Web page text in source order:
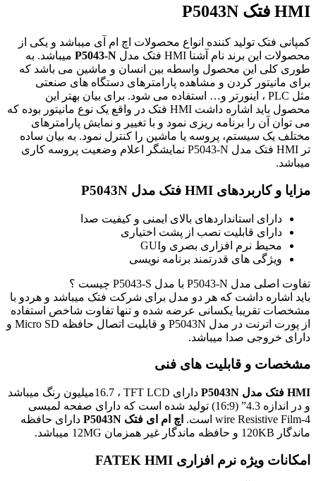
HMI فتک P5043N
کمپانی فتک تولید کننده انواع محصولات اچ ام آی میباشد و یکی از
محصولات این برند نام آشنا HMI فتک مدل P5043-N میباشد. به
طوری کلی این محصول واسطه بین انسان و ماشین می باشد که
برای مانیتور کردن و مشاهده پارامترهای دستگاه های صنعتی
مثل PLC ، اینورتر و… استفاده می شود. برای بیان بهتر این
محصول باید اشاره داشت HMI فتک در واقع یک نوع مانیتور بوده که
می توان آن را برنامه ریزی نمود و با تغییر و نمایش پارامترهای
مختلف یک سیستم، پروسه یا ماشین را کنترل نمود. به بیان ساده
تر HMI فتک مدل P5043-N نمایشگر اعلام وضعیت پروسه کاری
میباشد.
مزایا و کاربردهای HMI فتک مدل P5043N
دارای استانداردهای بالای ایمنی و کیفیت صدا
دارای قابلیت نصب از پشت اختیاری
محیط نرم افزاری بصری وGUI
ویژگی های قدرتمند برنامه نویسی
تفاوت اصلی مدل P5043-N با مدل P5043-S چیست ؟
باید اشاره داشت که هر دو مدل برای شرکت فتک میباشد و هردو با
مشخصات تقریبا یکسانی عرضه شده و تنها تفاوت شاخص استفاده
از پورت اترنت در مدل P5043N و قابلیت اتصال حافظه Micro SD و
دارای خروجی صدا میباشد.
مشخصات و قابلیت های فنی
HMI فتک مدل P5043N دارای TFT LCD
، 16.7میلیون رنگ میباشد
و در اندازه 4.3” (16:9) تولید شده است که دارای صفحه لمیسی
4-
wire Resistive Film است. اچ ام ای فتک P5043N دارای حافظه
ماندگار 120KB و حافظه ماندگار غیر همزمان 12MG میباشد.
امکانات ویژه نرم افزاری FATEK HMI